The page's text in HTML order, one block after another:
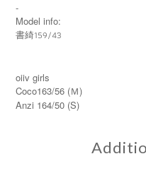
-
Model info:
書綺159/43
oiiv girls
Coco163/56 (Ｍ)
Anzi 164/50 (S)